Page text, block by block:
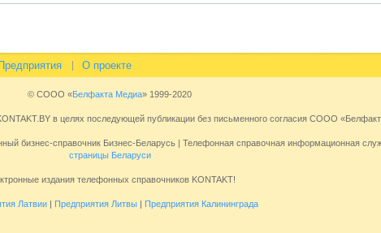
Предприятия О проекте
© СООО «Белфакта Медиа» 1999-2020
в целях последующей публикации без письменного согласия СООО
бизнес-справочник Бизнес-Беларусь | Телефонная справочная информационная
страницы Беларуси
издания телефонных справочников KONTAKT!
Латвии | Предприятия Литвы | Предприятия Калининграда